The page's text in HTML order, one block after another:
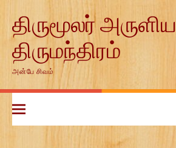
contentதிருமூலர் அருளிய
திருமந்திரம்
அன்பே சிவம்